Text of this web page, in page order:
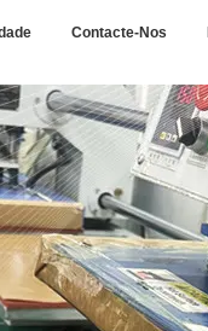
Contacte-Nos